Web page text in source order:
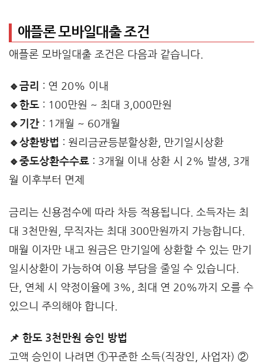
애플론 모바일대출 조건
애플론 모바일대출 조건은 다음과 같습니다.
🔹금리
: 연 20% 이내
🔹한도 : 100만원 ~ 최대 3,000만원
🔹기간 : 1개월 ~ 60개월
🔹상환방법 : 원리금균등분할상환, 만기일시상환
🔹중도상환수수료 : 3개월 이내 상환 시 2% 발생, 3개
월 이후부터 면제
금리는 신용점수에 따라 차등 적용됩니다. 소득자는 최
대 3천만원, 무직자는 최대 300만원까지 가능합니다.
매월 이자만 내고 원금은 만기일에 상환할 수 있는 만기
일시상환이 가능하여 이용 부담을 줄일 수 있습니다.
단, 연체 시 약정이율에 3%, 최대 연 20%까지 오를 수
있으니 주의해야 합니다.
📌 한도 3천만원 승인 방법
고액 승인이 나려면 ①꾸준한 소득(직장인, 사업자) ②